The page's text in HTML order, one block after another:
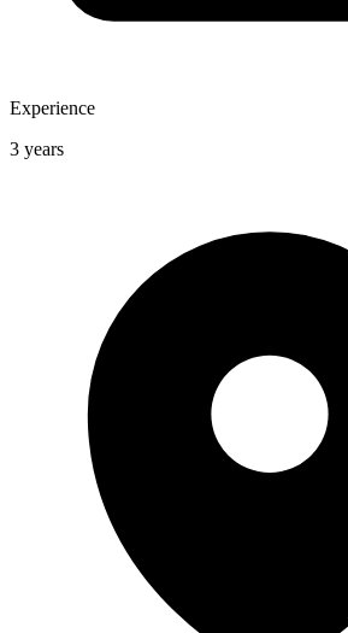
Experience
3 years